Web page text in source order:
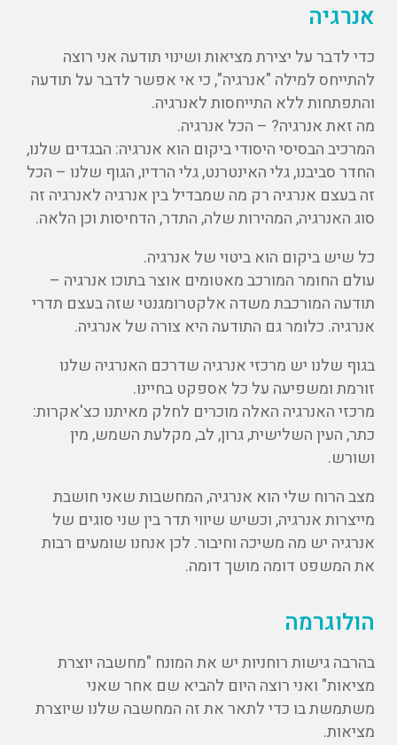
אנרגיה
כדי לדבר על יצירת מציאות ושינוי תודעה אני רוצה
להתייחס למילה "אנרגיה", כי אי אפשר לדבר על תודעה
והתפתחות ללא התייחסות לאנרגיה.
מה זאת אנרגיה? – הכל אנרגיה.
המרכיב הבסיסי היסודי ביקום הוא אנרגיה: הבגדים שלנו,
החדר סביבנו, גלי האינטרנט, גלי הרדיו, הגוף שלנו – הכל
זה בעצם אנרגיה רק מה שמבדיל בין אנרגיה לאנרגיה זה
סוג האנרגיה, המהירות שלה, התדר, הדחיסות וכן הלאה.
כל שיש ביקום הוא ביטוי של אנרגיה.
עולם החומר המורכב מאטומים אוצר בתוכו אנרגיה –
תודעה המורכבת משדה אלקטרומגנטי שזה בעצם תדרי
אנרגיה. כלומר גם התודעה היא צורה של אנרגיה.
בגוף שלנו יש מרכזי אנרגיה שדרכם האנרגיה שלנו
זורמת ומשפיעה על כל אספקט בחיינו.
מרכזי האנרגיה האלה מוכרים לחלק מאיתנו כצ'אקרות:
כתר, העין השלישית, גרון, לב, מקלעת השמש, מין
ושורש.
מצב הרוח שלי הוא אנרגיה, המחשבות שאני חושבת
מייצרות אנרגיה, וכשיש שיווי תדר בין שני סוגים של
אנרגיה יש מה משיכה וחיבור. לכן אנחנו שומעים רבות
את המשפט דומה מושך דומה.
הולוגרמה
בהרבה גישות רוחניות יש את המונח "מחשבה יוצרת
מציאות" ואני רוצה היום להביא שם אחר שאני
משתמשת בו כדי לתאר את זה המחשבה שלנו שיוצרת
מציאות.